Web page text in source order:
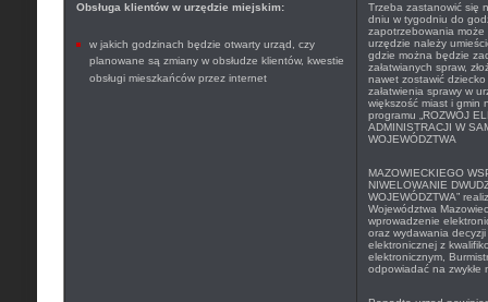
Obsługa klientów w urzędzie miejskim:
w jakich godzinach będzie otwarty urząd, czy
planowane są zmiany w obsłudze klientów, kwestie
obsługi mieszkańców przez internet
Trzeba zastanowić się
dniu w tygodniu do
zapotrzebowania
urzędzie należy
gdzie można będzie
załatwianych spraw,
nawet zostawić
załatwienia sprawy w
większość miast i gmin
programu „ ROZWÓJ
ADMINISTRACJI W
WOJEWÓDZTWA
MAZOWIECKIEGO
NIWELOWANIE
WOJEWÓDZTWA”
Województwa
wprowadzenie
oraz wydawania
elektronicznej z
elektronicznym,
odpowiadać na zwykłe